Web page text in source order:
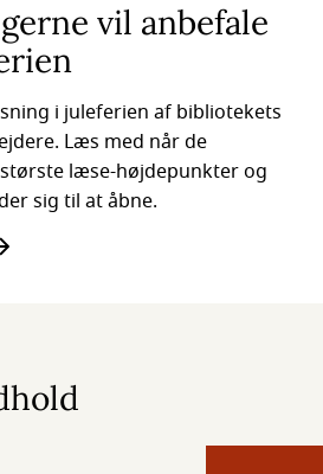
vil anbefale
i juleferien af bibliotekets
Læs med når de
læse-højdepunkter og
sig til at åbne.